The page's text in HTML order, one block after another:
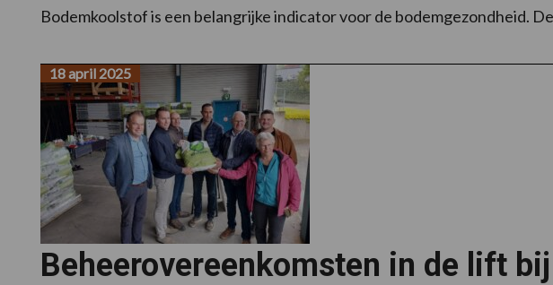
Bodemkoolstof is een belangrijke indicator voor de bodemgezondheid.
Beheerovereenkomsten in de lift
18 april 2025